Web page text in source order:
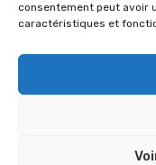
consentement peut avoir
caractéristiques et
Suivez-